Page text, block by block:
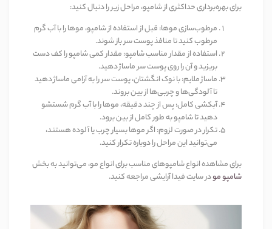
برای بهره‌برداری حداکثری از شامپو، مراحل زیر را دنبال کنید:
مرطوب‌سازی موها:قبل از استفاده از شامپو، موها را با آب گرم
مرطوب کنید تا منافذ پوست سر باز شوند.
استفاده از مقدار مناسب شامپو:مقدار کمی شامپو را کف دست
بریزید و آن را روی پوست سر ماساژ دهید.
ماساژ ملایم:با نوک انگشتان، پوست سر را به آرامی ماساژ دهید
تا آلودگی‌ها و چربی‌ها از بین بروند.
آبکشی کامل:پس از چند دقیقه، موها را با آب گرم شستشو
دهید تا شامپو به طور کامل از بین برود.
تکرار در صورت لزوم:اگر موها بسیار چرب یا آلوده هستند،
می‌توانید این مراحل را دوباره تکرار کنید.
برای مشاهده انواع شامپوهای مناسب برای انواع مو، می‌توانید به بخش
شامپو مودر سایت فیدا آرایشی مراجعه کنید.